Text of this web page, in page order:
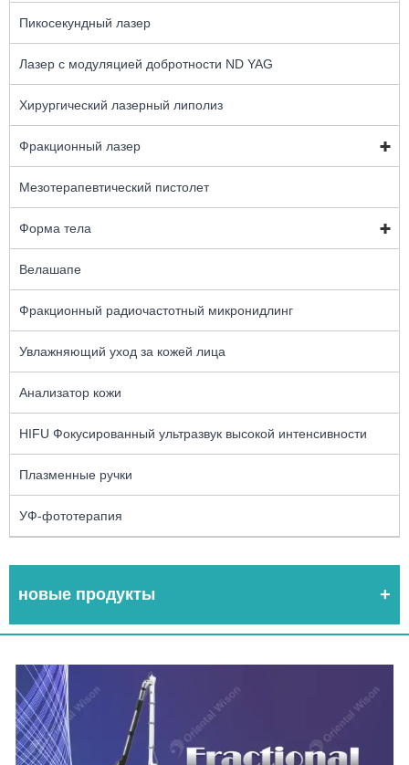
Пикосекундный лазер
Лазер с модуляцией добротности ND YAG
Хирургический лазерный липолиз
Фракционный лазер
Мезотерапевтический пистолет
Форма тела
Велашапе
Фракционный радиочастотный микронидлинг
Увлажняющий уход за кожей лица
Анализатор кожи
HIFU Фокусированный ультразвук высокой интенсивности
Плазменные ручки
УФ-фототерапия
новые продукты